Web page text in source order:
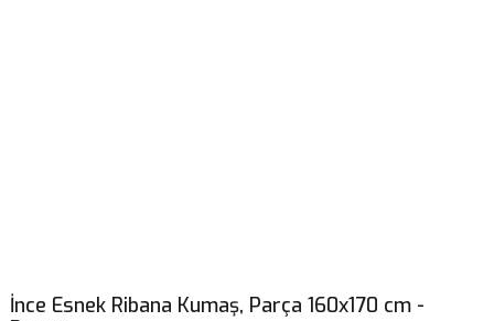
İnce Esnek Ribana Kumaş, Parça 160x170 cm -